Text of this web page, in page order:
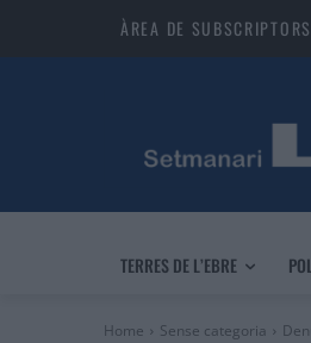
ÀREA DE SUBSCRIPTORS
TERRES DE L’EBRE
Home Sense categoria